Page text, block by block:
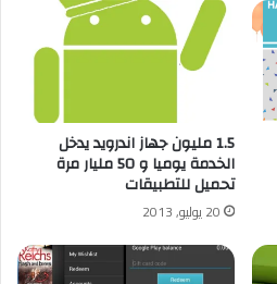
1.5 مليون جهاز اندرويد يدخل
الخدمة يوميا و 50 مليار مرة
تحميل للتطبيقات
20 يوليو, 2013